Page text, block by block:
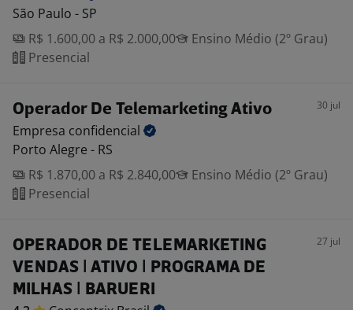
São Paulo - SP
R$ 1.600,00 a R$ 2.000,00
Ensino Médio (2º Grau)
Presencial
Operador De Telemarketing Ativo 30 jul
Empresa confidencial
Porto Alegre - RS
R$ 1.870,00 a R$ 2.840,00
Ensino Médio (2º Grau)
Presencial
OPERADOR DE TELEMARKETING
VENDAS | ATIVO | PROGRAMA DE
MILHAS | BARUERI
27 jul